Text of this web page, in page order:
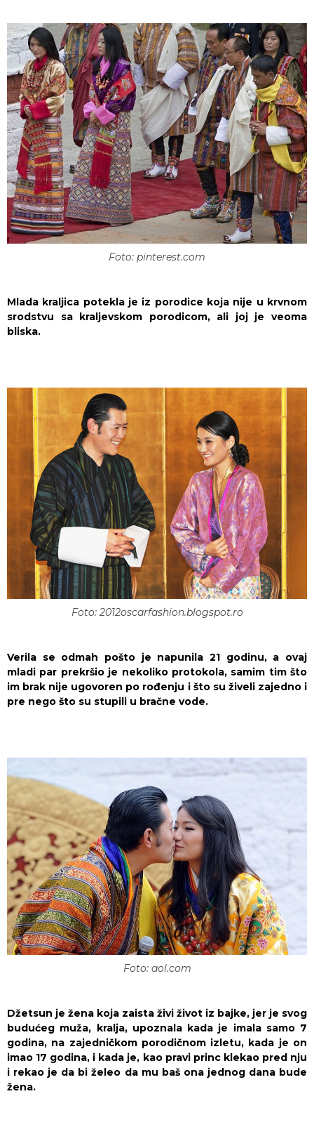
Foto: pinterest.com
Mlada kraljica potekla je iz porodice koja nije u krvnom
srodstvu sa kraljevskom porodicom, ali joj je veoma
bliska.
Foto: 2012oscarfashion.blogspot.ro
Verila se odmah pošto je napunila 21 godinu, a ovaj
mladi par prekršio je nekoliko protokola, samim tim što
im brak nije ugovoren po rođenju i što su živeli zajedno i
pre nego što su stupili u bračne vode.
Foto: aol.com
Džetsun je žena koja zaista živi život iz bajke, jer je svog
budućeg muža, kralja, upoznala kada je imala samo 7
godina, na zajedničkom porodičnom izletu, kada je on
imao 17 godina, i kada je, kao pravi princ klekao pred nju
i rekao je da bi želeo da mu baš ona jednog dana bude
žena.